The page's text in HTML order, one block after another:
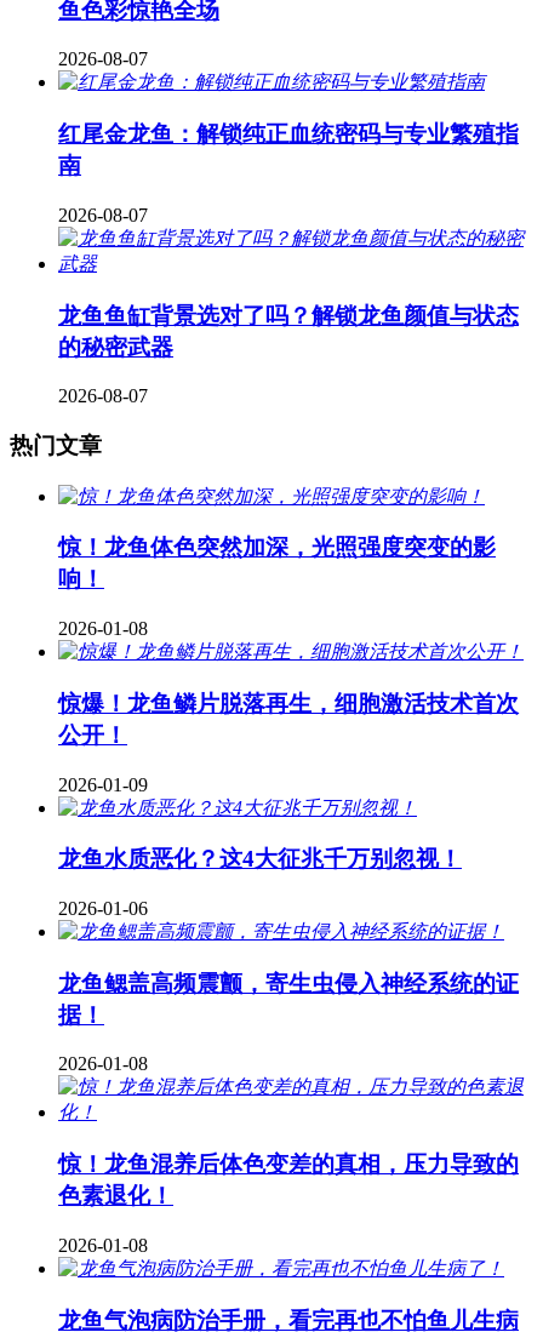
鱼色彩惊艳全场
2026-08-07
红尾金龙鱼：解锁纯正血统密码与专业繁殖指
南
2026-08-07
龙鱼鱼缸背景选对了吗？解锁龙鱼颜值与状态
的秘密武器
2026-08-07
热门文章
惊！龙鱼体色突然加深，光照强度突变的影
响！
2026-01-08
惊爆！龙鱼鳞片脱落再生，细胞激活技术首次
公开！
2026-01-09
龙鱼水质恶化？这4大征兆千万别忽视！
2026-01-06
龙鱼鳃盖高频震颤，寄生虫侵入神经系统的证
据！
2026-01-08
惊！龙鱼混养后体色变差的真相，压力导致的
色素退化！
2026-01-08
龙鱼气泡病防治手册，看完再也不怕鱼儿生病